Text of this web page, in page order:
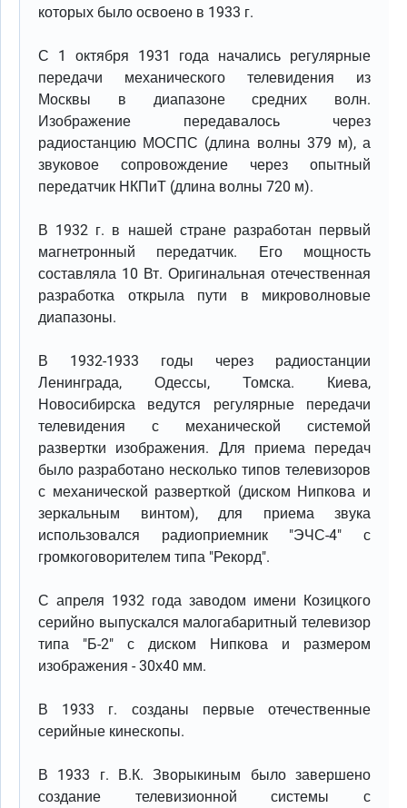
которых было освоено в 1933 г.
С 1 октября 1931 года начались регулярные
передачи механического телевидения из
Москвы в диапазоне средних волн.
Изображение передавалось через
радиостанцию МОСПС (длина волны 379 м), а
звуковое сопровождение через опытный
передатчик НКПиТ (длина волны 720 м).
В 1932 г. в нашей стране разработан первый
магнетронный передатчик. Его мощность
составляла 10 Вт. Оригинальная отечественная
разработка открыла пути в микроволновые
диапазоны.
В 1932-1933 годы через радиостанции
Ленинграда, Одессы, Томска. Киева,
Новосибирска ведутся регулярные передачи
телевидения с механической системой
развертки изображения. Для приема передач
было разработано несколько типов телевизоров
с механической разверткой (диском Нипкова и
зеркальным винтом), для приема звука
использовался радиоприемник "ЭЧС-4" с
громкоговорителем типа "Рекорд".
С апреля 1932 года заводом имени Козицкого
серийно выпускался малогабаритный телевизор
типа "Б-2" с диском Нипкова и размером
изображения - 30х40 мм.
В 1933 г. созданы первые отечественные
серийные кинескопы.
В 1933 г. В.К. Зворыкиным было завершено
создание телевизионной системы с